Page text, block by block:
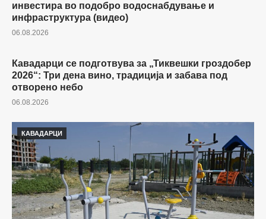
инвестира во подобро водоснабдување и
инфраструктура (видео)
06.08.2026
КАВАДАРЦИ
Кавадарци се подготвува за „Тиквешки гроздобер
2026“: Три дена вино, традиција и забава под
отворено небо
06.08.2026
КАВАДАРЦИ